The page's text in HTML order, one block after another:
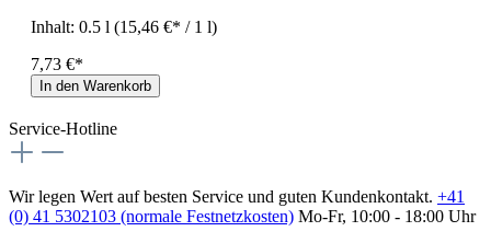
Inhalt: 0.5 l (15,46 €* / 1 l)
7,73 €*
In den Warenkorb
Service-Hotline
Wir legen Wert auf besten Service und guten Kundenkontakt. +41
(0) 41 5302103 (normale Festnetzkosten) Mo-Fr, 10:00 - 18:00 Uhr